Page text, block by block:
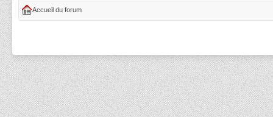
Accueil du forum